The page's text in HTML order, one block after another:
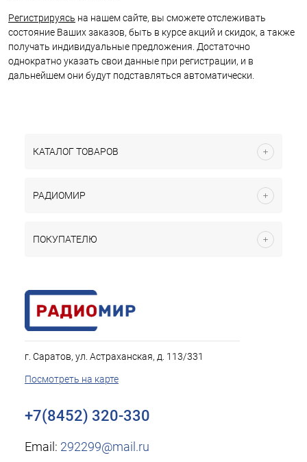
Регистрируясь на нашем сайте, вы сможете отслеживать
состояние Ваших заказов, быть в курсе акций и скидок, а также
получать индивидуальные предложения. Достаточно
однократно указать свои данные при регистрации, и в
дальнейшем они будут подставляться автоматически.
КАТАЛОГ ТОВАРОВ
РАДИОМИР
ПОКУПАТЕЛЮ
г. Саратов, ул. Астраханская, д. 113/331
Посмотреть на карте
+7(8452) 320-330
Email: 292299@mail.ru